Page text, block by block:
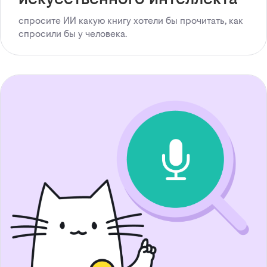
спросите ИИ какую книгу хотели бы прочитать, как
спросили бы у человека.